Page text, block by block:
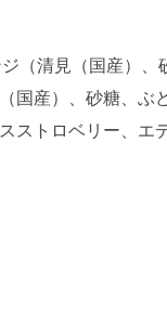
（清見（国産）、
国産）、砂糖、ぶ
ストロベリー、エ